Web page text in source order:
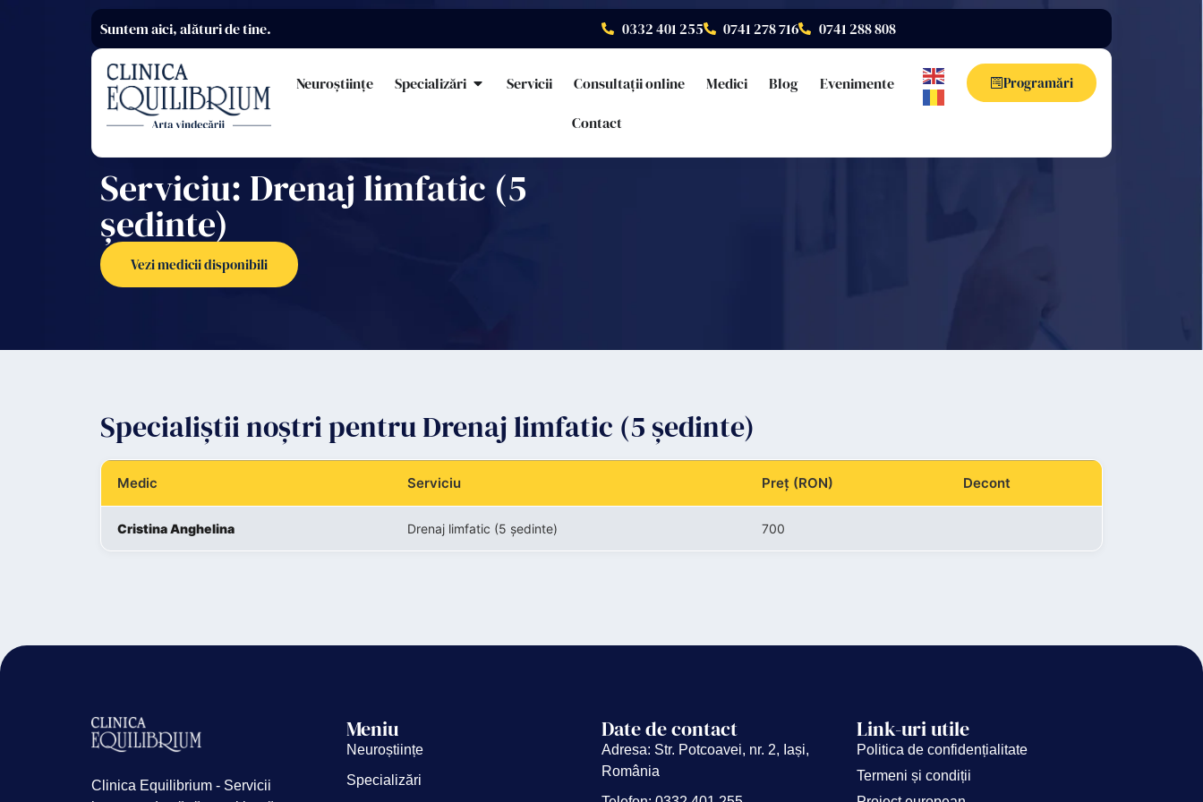
Suntem aici, alături de tine. 0332 401 255 0741 278 716 0741 288 808
Neuroștiințe Specializări Servicii Consultații online Medici Blog
Evenimente
Contact
Programări
Serviciu: Drenaj limfatic (5
ședinte)
Vezi medicii disponibili
Specialiștii noștri pentru Drenaj limfatic (5 ședinte)
Medic Serviciu Preț (RON) Decont
Cristina Anghelina Drenaj limfatic (5 ședinte) 700
Clinica Equilibrium - Servicii
Meniu
Neuroștiințe
Specializări
Date de contact
Adresa: Str. Potcoavei, nr. 2, Iași,
România
Link-uri utile
Politica de confidențialitate
Termeni și condiții